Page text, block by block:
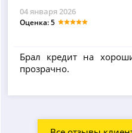
04 января 2026
Оценка: 5
Брал кредит на
прозрачно.